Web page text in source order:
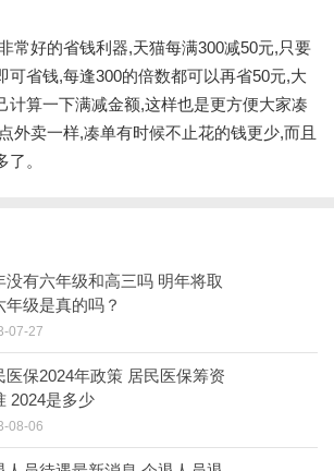
好的省钱利器,天猫每满300减50元,只要
可省钱,每逢300的倍数都可以再省50元,大
计算一下满减金额,这样也是更方便大家凑
外卖一样,凑单有时候不止花的钱更少,而且
。
没有六年级和高三吗 明年将取
年级是真的吗？
07-27
医保2024年政策 居民医保筹资
2024是多少
08-06